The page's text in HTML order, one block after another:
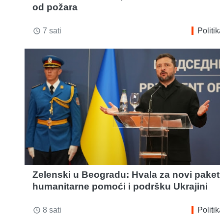
od požara
access_time 7 sati
Zelenski u Beogradu: Hvala za novi paket
humanitarne pomoći i podršku Ukrajini
access_time 8 sati